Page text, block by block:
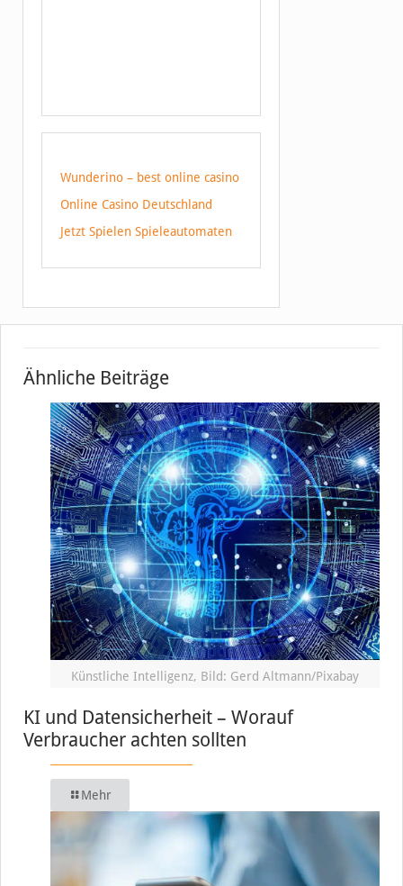
Wunderino – best online casino
Online Casino Deutschland
Jetzt Spielen Spieleautomaten
Ähnliche Beiträge
Künstliche Intelligenz, Bild: Gerd Altmann/Pixabay
KI und Datensicherheit – Worauf
Verbraucher achten sollten
Mehr